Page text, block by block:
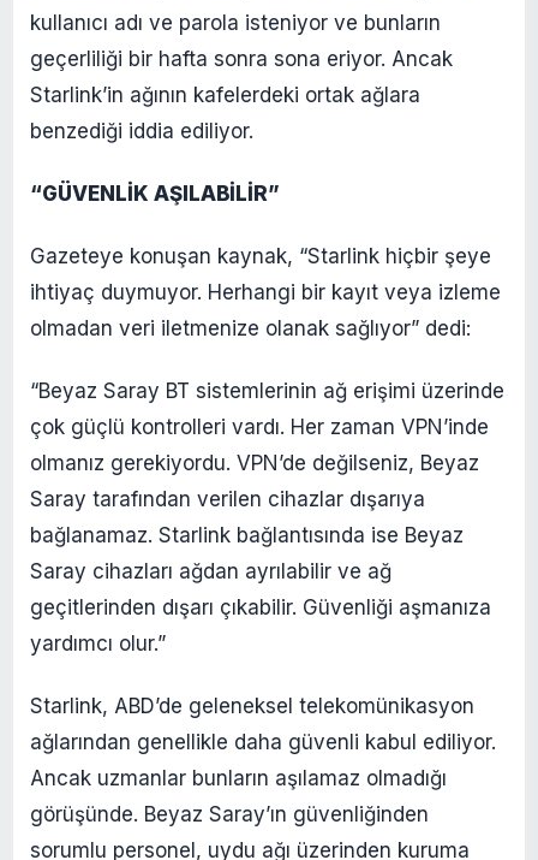
kullanıcı adı ve parola isteniyor ve bunların
geçerliliği bir hafta sonra sona eriyor. Ancak
Starlink’in ağının kafelerdeki ortak ağlara
benzediği iddia ediliyor.
“GÜVENLİK AŞILABİLİR”
Gazeteye konuşan kaynak, “Starlink hiçbir şeye
ihtiyaç duymuyor. Herhangi bir kayıt veya izleme
olmadan veri iletmenize olanak sağlıyor” dedi:
“Beyaz Saray BT sistemlerinin ağ erişimi üzerinde
çok güçlü kontrolleri vardı. Her zaman VPN’inde
olmanız gerekiyordu. VPN’de değilseniz, Beyaz
Saray tarafından verilen cihazlar dışarıya
bağlanamaz. Starlink bağlantısında ise Beyaz
Saray cihazları ağdan ayrılabilir ve ağ
geçitlerinden dışarı çıkabilir. Güvenliği aşmanıza
yardımcı olur.”
Starlink, ABD’de geleneksel telekomünikasyon
ağlarından genellikle daha güvenli kabul ediliyor.
Ancak uzmanlar bunların aşılamaz olmadığı
görüşünde. Beyaz Saray’ın güvenliğinden
sorumlu personel, uydu ağı üzerinden kuruma